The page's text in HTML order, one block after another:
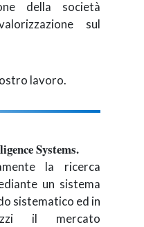
della società
sul
lavoro.
Systems.
la ricerca
un sistema
sistematico ed in
il mercato